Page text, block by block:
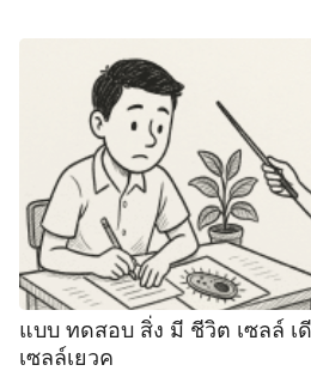
แบบ ทดสอบ สิ่ง มี ชีวิต เซลล์
เซลล์เยวค